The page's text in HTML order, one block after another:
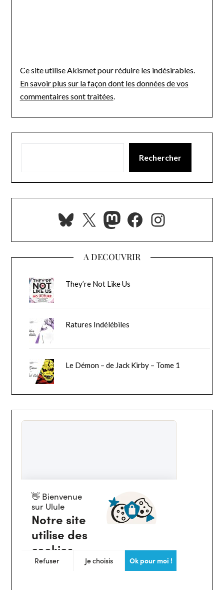
Ce site utilise Akismet pour réduire les indésirables.
En savoir plus sur la façon dont les données de vos
commentaires sont traitées.
Rechercher
Bluesky
X Mastodon
Facebook
A DECOUVRIR
They’re Not Like Us
Ratures Indélébiles
Le Démon – de Jack Kirby – Tome 1